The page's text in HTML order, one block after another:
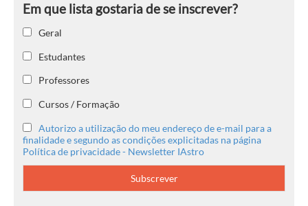
Geral
Estudantes
Professores
Cursos / Formação
Autorizo a utilização do meu endereço de e-mail para a
finalidade e segundo as condições explicitadas na página
Política de privacidade - Newsletter IAstro